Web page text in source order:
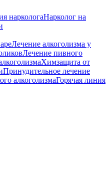
наркологаНарколог на
Лечение алкоголизма у
Лечение пивного
Химзащита от
Принудительное лечение
алкоголизмаГорячая линия